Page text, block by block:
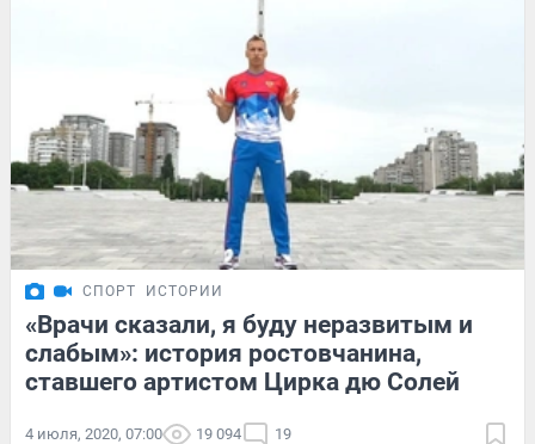
СПОРТ ИСТОРИИ
«Врачи сказали, я буду неразвитым и
слабым»: история ростовчанина,
ставшего артистом Цирка дю Солей
4 июля, 2020, 07:00 19 094 19